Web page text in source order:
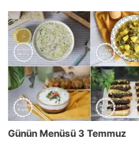
Günün Menüsü 3 Temmuz